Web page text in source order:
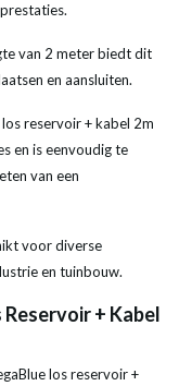
van 2 meter biedt dit
en aansluiten.
reservoir + kabel 2m
en is eenvoudig te
van een
voor diverse
en tuinbouw.
+ Kabel
los reservoir +